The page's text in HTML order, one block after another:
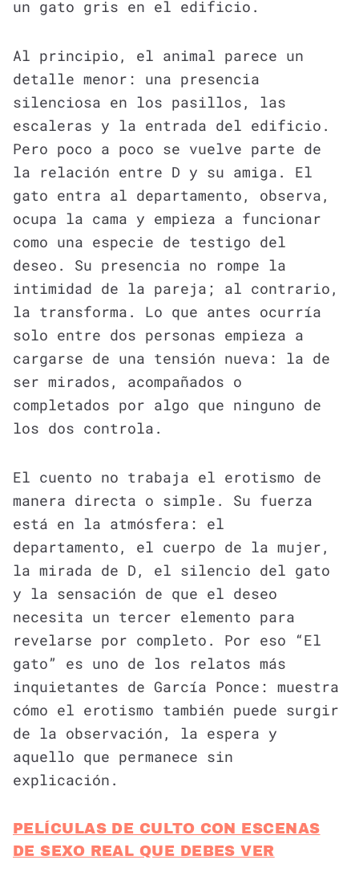
un gato gris en el edificio.
Al principio, el animal parece un
detalle menor: una presencia
silenciosa en los pasillos, las
escaleras y la entrada del edificio.
Pero poco a poco se vuelve parte de
la relación entre D y su amiga. El
gato entra al departamento, observa,
ocupa la cama y empieza a funcionar
como una especie de testigo del
deseo. Su presencia no rompe la
intimidad de la pareja; al contrario,
la transforma. Lo que antes ocurría
solo entre dos personas empieza a
cargarse de una tensión nueva: la de
ser mirados, acompañados o
completados por algo que ninguno de
los dos controla.
El cuento no trabaja el erotismo de
manera directa o simple. Su fuerza
está en la atmósfera: el
departamento, el cuerpo de la mujer,
la mirada de D, el silencio del gato
y la sensación de que el deseo
necesita un tercer elemento para
revelarse por completo. Por eso “El
gato” es uno de los relatos más
inquietantes de García Ponce: muestra
cómo el erotismo también puede surgir
de la observación, la espera y
aquello que permanece sin
explicación.
PELÍCULAS DE CULTO CON ESCENAS
DE SEXO REAL QUE DEBES VER